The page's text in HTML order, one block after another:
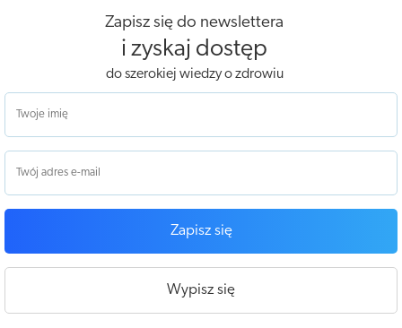
Zapisz się do newslettera
i zyskaj dostęp
do szerokiej wiedzy o zdrowiu
Zapisz się
Wypisz się